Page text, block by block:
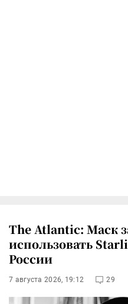
The Atlantic: Маск
использовать
России
7 августа 2026, 19:12 29